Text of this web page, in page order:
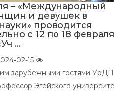
– «Международный
и девушек в
проводится
с 12 по 18 февраля
...
02-15
зарубежными гостями
Эгейского